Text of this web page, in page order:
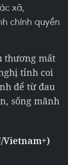
xã,
chính quyền
thương mất
tỉnh coi
để từ đau
sống mãnh
Vietnam+)